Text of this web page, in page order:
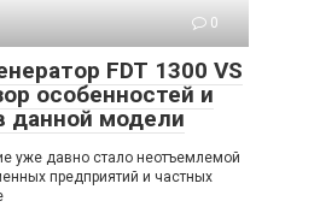
0
FDT 1300 VS
особенностей и
данной модели
уже давно стало неотъемлемой
предприятий и частных